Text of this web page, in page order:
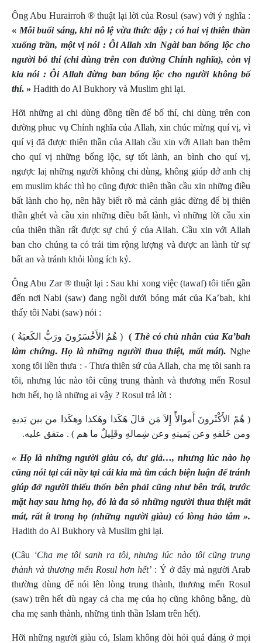
Ông Abu Hurairroh ® thuật lại lời của Rosul (saw) với ý nghĩa :
« Mỗi buổi sáng, khi nô lệ vừa thức dậy ; có hai vị thiên thần
xuống trần, một vị nói : Ôi Allah xin Ngài ban bổng lộc cho
người bố thí (chi dùng trên con đường Chính nghĩa), còn vị
kia nói : Ôi Allah đừng ban bổng lộc cho người không bố
thí. » Hadith do Al Bukhory và Muslim ghi lại.
Hỡi những ai chi dùng đồng tiền để bố thí, chi dùng trên con
đường phuc vụ Chính nghĩa của Allah, xin chúc mừng quí vị, vì
quí vị đã được thiên thần của Allah cầu xin với Allah ban thêm
cho quí vị những bổng lộc, sự tốt lành, an bình cho quí vị,
ngược laị những người không chi dùng, không giúp đở anh chị
em muslim khác thì họ cũng đựơc thiên thần cầu xin những điều
bất lành cho họ, nên hãy biết rõ mà cảnh giác đừng để bị thiên
thần ghét và cầu xin những điều bất lành, vì những lời cầu xin
của thiên thần rất được sự chú ý của Allah. Cầu xin với Allah
ban cho chúng ta có trái tim rộng lượng và được an lành từ sự
bất an và tránh khỏi lòng ích kỷ.
Ông Abu Zar® thuật lại : Sau khi xong việc (tawaf) tôi tiến gần
đến nơi Nabi (saw) đang ngồi dưới bóng mát của Ka’bah, khi
thấy tôi Nabi (saw) nói :
( هُمُ الأَخْسَرُونَ ورَبُّ الكَعبَةُ ) ( Thề có chủ nhân của Ka’bah
làm chứng. Họ là những người thua thiệt, mất mát). Nghe
xong tôi liền thưa : - Thưa thiên sứ của Allah, cha mẹ tôi sanh ra
tôi, nhưng lúc nào tôi cũng trung thành và thương mến Rosul
hơn hết, họ là những ai vậy ? Rosul trả lời :
( هُمْ الأَكْثَرونَ أَموالأً إِلاَ مَن قالَ هَكَذا وهَكذا وهكَذا من بين يَديهِ
ومن خَلفهِ وعن يَمينهِ وعن شِمالهِ وقَلِيلٌ ما هم ) . متفق عليه.
« Họ là những người giàu có, dư giả…, nhưng lúc nào họ
cũng nói tại cái nầy tại cái kia mà tìm cách biện luận để tránh
giúp đở người thiếu thốn bên phải cũng như bên trái, trước
mặt hay sau lưng họ, đó là đa số những người thua thiệt mất
mát, rất ít trong họ (những người giàu) có lòng hảo tâm ».
Hadith do Al Bukhory và Muslim ghi lại.
(Câu ‘Cha mẹ tôi sanh ra tôi, nhưng lúc nào tôi cũng trung
thành và thương mến Rosul hơn hết’ : Ý ở đây mà người Arab
thường dùng để nói lên lòng trung thành, thương mến Rosul
(saw) trên hết dù ngay cả cha mẹ của họ cũng không bằng, dù
cha mẹ sanh thành, những tinh thần Islam trên hết).
Hỡi những người giàu có, Islam không đòi hỏi quá đáng ở mọi